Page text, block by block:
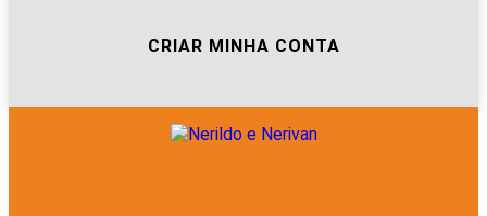
CRIAR MINHA CONTA